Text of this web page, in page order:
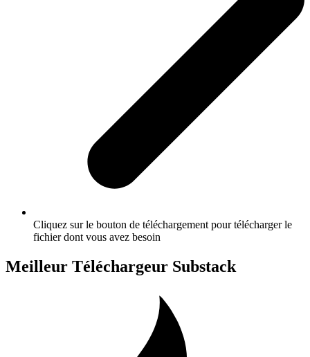
Cliquez sur le bouton de téléchargement pour télécharger le
fichier dont vous avez besoin
Meilleur Téléchargeur Substack